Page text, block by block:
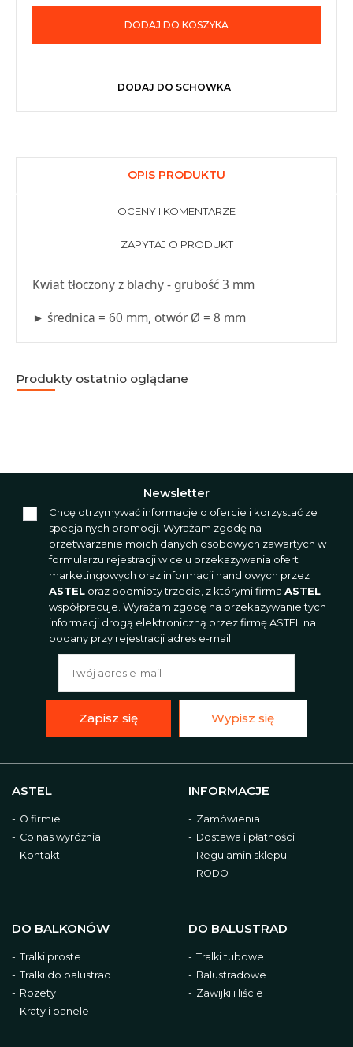
DODAJ DO KOSZYKA
DODAJ DO SCHOWKA
OPIS PRODUKTU
OCENY I KOMENTARZE
ZAPYTAJ O PRODUKT
Kwiat tłoczony z blachy - grubość 3 mm
► średnica = 60 mm, otwór Ø = 8 mm
Produkty ostatnio oglądane
ASTEL
O firmie
Co nas wyróżnia
Kontakt
INFORMACJE
Zamówienia
Dostawa i płatności
Regulamin sklepu
RODO
DO BALKONÓW
Tralki proste
Tralki do balustrad
Rozety
Kraty i panele
DO BALUSTRAD
Tralki tubowe
Balustradowe
Zawijki i liście
Newsletter
Chcę otrzymywać informacje o ofercie i korzystać ze
specjalnych promocji. Wyrażam zgodę na
przetwarzanie moich danych osobowych zawartych w
formularzu rejestracji w celu przekazywania ofert
marketingowych oraz informacji handlowych przez
ASTEL oraz podmioty trzecie, z którymi firma ASTEL
współpracuje. Wyrażam zgodę na przekazywanie tych
informacji drogą elektroniczną przez firmę ASTEL na
podany przy rejestracji adres e-mail.
Zapisz się Wypisz się